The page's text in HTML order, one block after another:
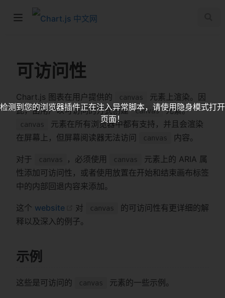
可访问性
Chart.js 图表在用户提供的 canvas
元素上渲染。因
此，由用户以可访问的方式创建 canvas 元素。
canvas
元素在所有浏览器中都有支持，并且会渲染
在屏幕上，但屏幕阅读器无法访问
canvas 内容。
对于 canvas ，必须使用 canvas
元素上的 ARIA 属
性添加可访问性，或者使用放置在开始和结束画布标签
中的内部回退内容来添加。
这个 website 对 canvas
的可访问性有更详细的解
释以及深入的例子。
示例
这些是可访问的 canvas 元素的一些示例。
检测到您的浏览器插件正在注入异常脚本，请使用隐身模式打开
页面！